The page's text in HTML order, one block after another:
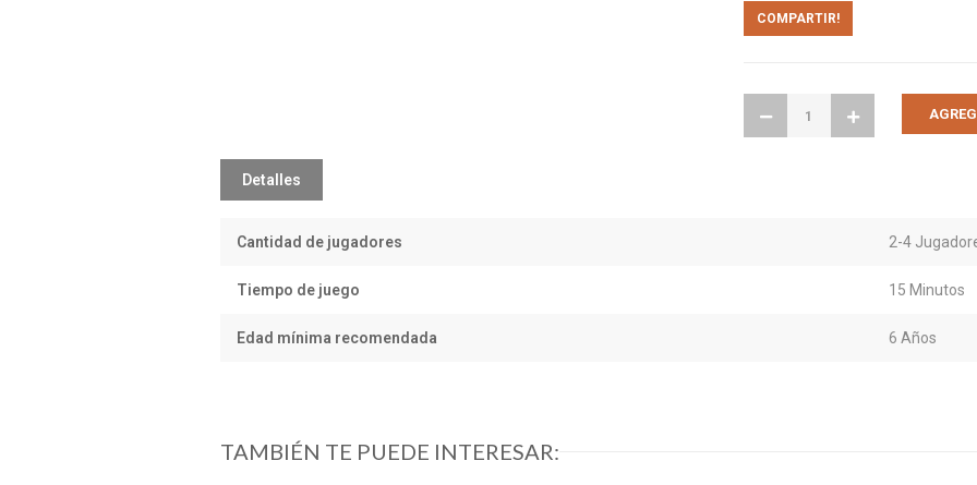
COMPARTIR!
Detalles
Cantidad de jugadores 2-4
Tiempo de juego 15 Minutos
Edad mínima recomendada 6 Años
TAMBIÉN TE PUEDE INTERESAR: